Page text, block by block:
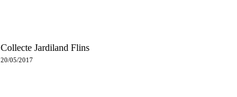
Collecte Jardiland Flins
20/05/2017